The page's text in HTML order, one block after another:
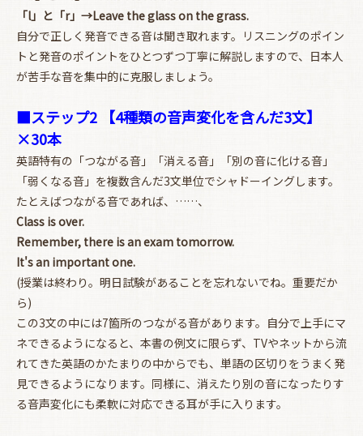
「l」と「r」→Leave the glass on the grass.
自分で正しく発音できる音は聞き取れます。リスニングのポイン
トと発音のポイントをひとつずつ丁寧に解説しますので、日本人
が苦手な音を集中的に克服しましょう。
■ステップ2 【4種類の音声変化を含んだ3文】
×30本
英語特有の「つながる音」「消える音」「別の音に化ける音」
「弱くなる音」を複数含んだ3文単位でシャドーイングします。
たとえばつながる音であれば、……、
Class is over.
Remember, there is an exam tomorrow.
It's an important one.
(授業は終わり。明日試験があることを忘れないでね。重要だか
ら)
この3文の中には7箇所のつながる音があります。自分で上手にマ
ネできるようになると、本書の例文に限らず、TVやネットから流
れてきた英語のかたまりの中からでも、単語の区切りをうまく発
見できるようになります。同様に、消えたり別の音になったりす
る音声変化にも柔軟に対応できる耳が手に入ります。